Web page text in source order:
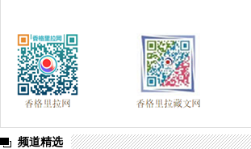
频道精选